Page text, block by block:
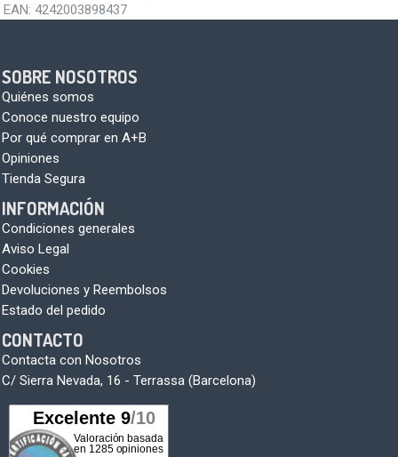
EAN: 4242003898437
SOBRE NOSOTROS
Quiénes somos
Conoce nuestro equipo
Por qué comprar en A+B
Opiniones
Tienda Segura
INFORMACIÓN
Condiciones generales
Aviso Legal
Cookies
Devoluciones y Reembolsos
Estado del pedido
CONTACTO
Contacta con Nosotros
C/ Sierra Nevada, 16 - Terrassa (Barcelona)